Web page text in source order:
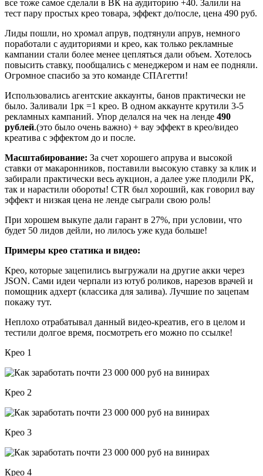
все тоже самое сделали в ВК на аудиторию +40. Залили на
тест пару простых крео товара, эффект до/после, цена 490 руб.
Лиды пошли, но хромал апрув, подтянули апрув, немного
поработали с аудиториями и крео, как только рекламные
кампании стали более менее цепляться дали объем. Хотелось
повысить ставку, пообщались с менеджером и нам ее подняли.
Огромное спасибо за это команде СПАгетти!
Использовались агентские аккаунты, банов практически не
было. Заливали 1рк =1 крео. В одном аккаунте крутили 3-5
рекламных кампаний. Упор делался на чек на ленде 490
рублей.(это было очень важно) + вау эффект в крео/видео
креатива с эффектом до и после.
Масштабирование: За счет хорошего апрува и высокой
ставки от макаронников, поставили высокую ставку за клик и
забирали практически весь аукцион, а далее уже плодили РК,
так и нарастили обороты! CTR был хороший, как говорил вау
эффект и низкая цена не ленде сыграли свою роль!
При хорошем выкупе дали гарант в 27%, при условии, что
будет 50 лидов дейли, но лилось уже куда больше!
Примеры крео статика и видео:
Крео, которые зацепились выгружали на другие акки через
JSON. Сами идеи черпали из ютуб роликов, нарезов врачей и
помощник адхерт (классика для залива). Лучшие по зацепам
покажу тут.
Неплохо отрабатывал данный видео-креатив, его в целом и
тестили долгое время, посмотреть его можно по ссылке!
Крео 1
Крео 2
Крео 3
Крео 4